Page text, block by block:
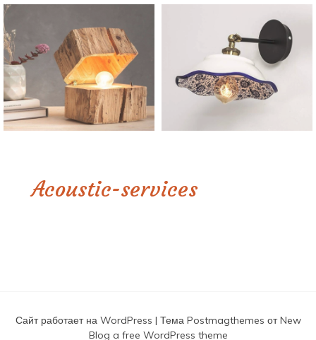
Acoustic-services
Сайт работает на WordPress | Тема Postmagthemes отNew
Blog a free WordPress theme